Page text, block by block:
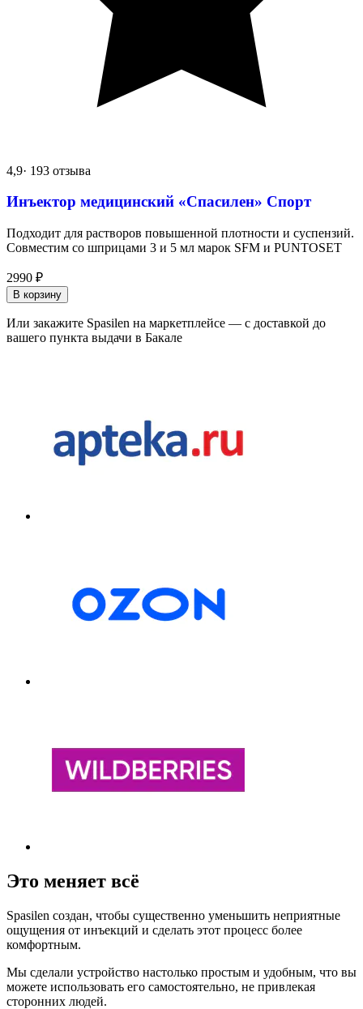
4,9· 193 отзыва
Инъектор медицинский «Спасилен» Спорт
Подходит для растворов повышенной плотности и суспензий.
Совместим со шприцами 3 и 5 мл марок SFM и PUNTOSET
2990 ₽
В корзину
Или закажите Spasilen на маркетплейсе — с доставкой до
вашего пункта выдачи в Бакале
Это меняет всё
Spasilen создан, чтобы существенно уменьшить неприятные
ощущения от инъекций и сделать этот процесс более
комфортным.
Мы сделали устройство настолько простым и удобным, что вы
можете использовать его самостоятельно, не привлекая
сторонних людей.